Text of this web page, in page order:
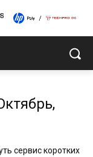
сервис коротких